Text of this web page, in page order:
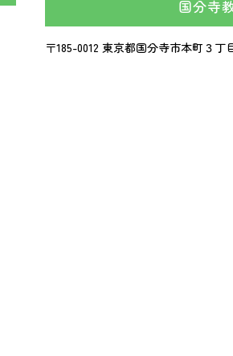
国分寺
〒185-0012 東京都国分寺市本町３